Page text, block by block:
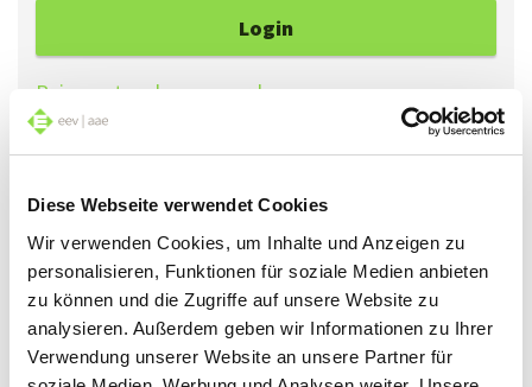
Diese Webseite verwendet Cookies
Wir verwenden Cookies, um Inhalte und Anzeigen zu
personalisieren, Funktionen für soziale Medien anbieten
zu können und die Zugriffe auf unsere Website zu
analysieren. Außerdem geben wir Informationen zu Ihrer
Verwendung unserer Website an unsere Partner für
Login
Reimpostare la password
una nuova cliccando su «Reimpostare la password».
Se accede al sito per la prima volta, può generare
una password cliccando su «Reimpostare la
password».